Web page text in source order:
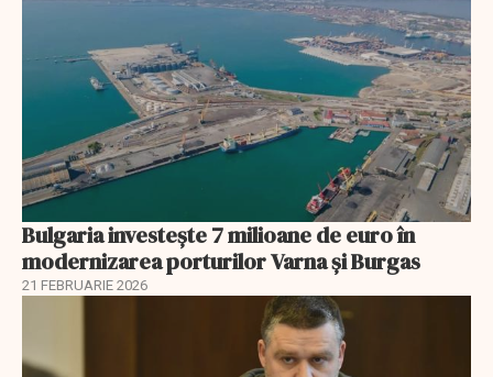
Bulgaria investește 7 milioane de euro în
modernizarea porturilor Varna și Burgas
21 FEBRUARIE 2026